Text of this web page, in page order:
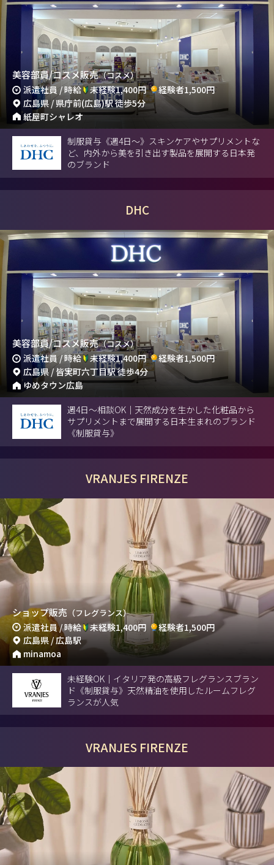
美容部員/コスメ販売（コスメ）
派遣社員 / 時給 未経験1,400円
経験者1,500円
広島県 / 県庁前(広島)駅 徒歩5分
紙屋町シャレオ
制服貸与《週4日～》スキンケアやサプリメントな
ど、内外から美を引き出す製品を展開する日本発
のブランド
DHC
美容部員/コスメ販売（コスメ）
派遣社員 / 時給 未経験1,400円
経験者1,500円
広島県 / 皆実町六丁目駅 徒歩4分
ゆめタウン広島
週4日～相談OK｜天然成分を生かした化粧品から
サプリメントまで展開する日本生まれのブランド
《制服貸与》
VRANJES FIRENZE
ショップ販売 （フレグランス）
派遣社員 / 時給 未経験1,400円
経験者1,500円
広島県 / 広島駅
minamoa
未経験OK｜イタリア発の高級フレグランスブラン
ド《制服貸与》天然精油を使用したルームフレグ
ランスが人気
VRANJES FIRENZE